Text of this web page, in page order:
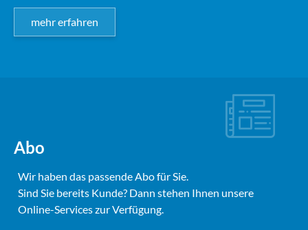
mehr erfahren
Abo
Wir haben das passende Abo für Sie.
Sind Sie bereits Kunde? Dann stehen Ihnen unsere
Online-Services zur Verfügung.